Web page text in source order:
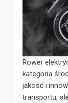
Rower
kategoria
jakość i
transportu,